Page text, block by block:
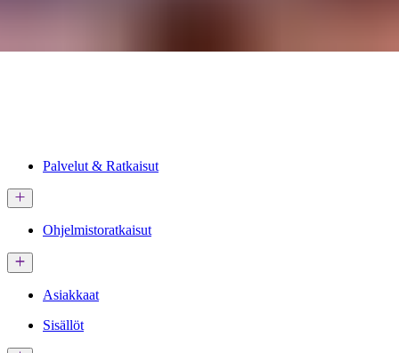
Palvelut & Ratkaisut
Ohjelmistoratkaisut
Asiakkaat
Sisällöt